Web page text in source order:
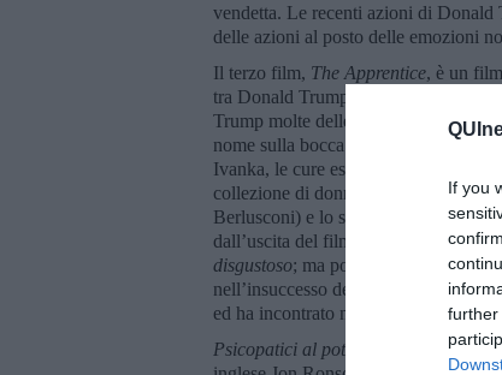
If you
further
vendetta. Le recenti azioni di Donald
delle azioni al posto delle emozioni
Il terzo film, The Apprentice, è un
tra Donald Trump e
Trump molte delle sue strategie più
nome sulla bocca di tutti. Non
Ivanka, le cure estetiche con
collezione di donne, un casellario
Berlusconi) e lo slogan, coniato da
dall’uscita del film Trump tuonò sul
disgustoso; ma poi non denunciò alla
nell’insuccesso del film: questo, pur
ed ha incontrato numerosi ostacoli
Psicopatici al potere: viaggio nel